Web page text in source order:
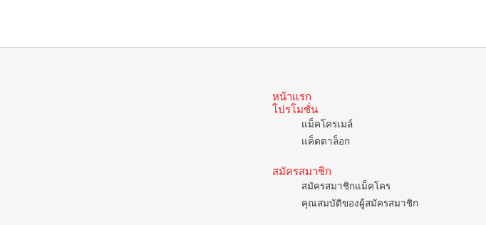
หน้าแรก
โปรโมชั่น
แม็คโครเมล์
แค็ตตาล็อก
สมัครสมาชิก
สมัครสมาชิกแม็คโคร
คุณสมบัติของผู้สมัครสมาชิก